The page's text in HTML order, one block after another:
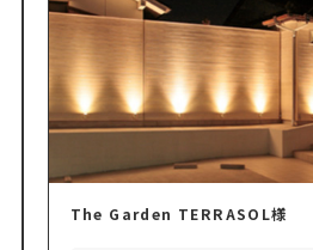
The Garden TERRASOL様